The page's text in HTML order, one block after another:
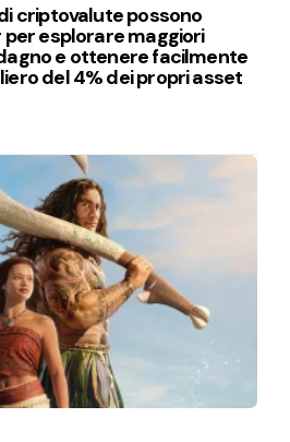
criptovalute possono
per esplorare maggiori
e ottenere facilmente
del 4% dei propri asset